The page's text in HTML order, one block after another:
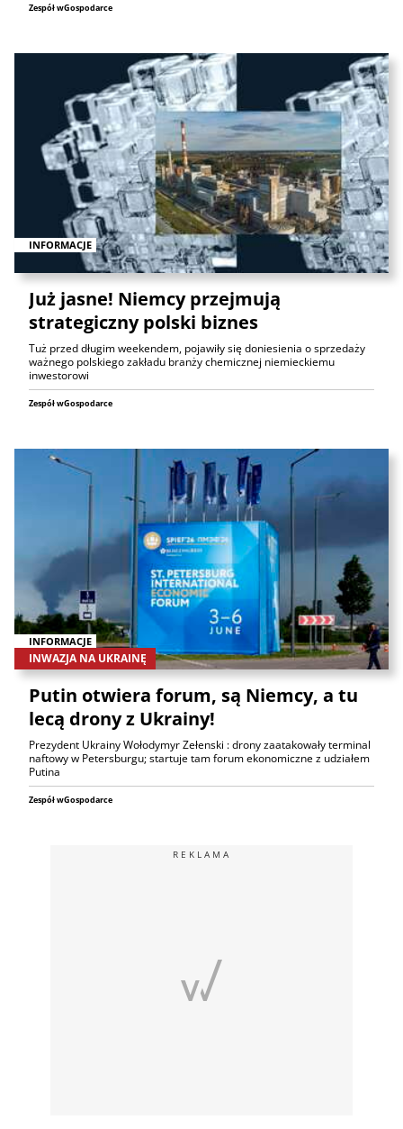
Zespół wGospodarce
INFORMACJE
Już jasne! Niemcy przejmują
strategiczny polski biznes
Tuż przed długim weekendem, pojawiły się doniesienia o sprzedaży
ważnego polskiego zakładu branży chemicznej niemieckiemu
inwestorowi
Zespół wGospodarce
INFORMACJE
INWAZJA NA UKRAINĘ
Putin otwiera forum, są Niemcy, a tu
lecą drony z Ukrainy!
Prezydent Ukrainy Wołodymyr Zełenski : drony zaatakowały terminal
naftowy w Petersburgu; startuje tam forum ekonomiczne z udziałem
Putina
Zespół wGospodarce
REKLAMA